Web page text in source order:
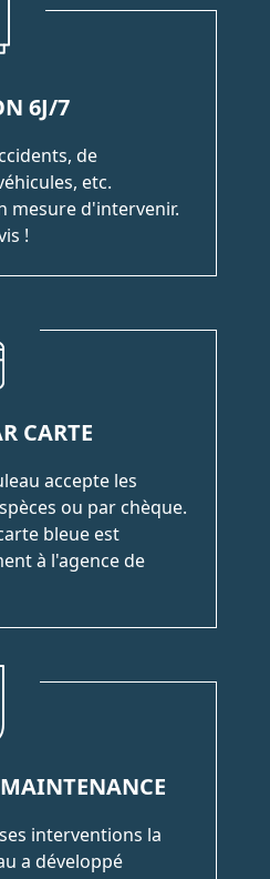
6J/7
de
etc.
mesure d'intervenir.
!
CARTE
accepte les
ou par chèque.
bleue est
à l'agence de
interventions la
a développé